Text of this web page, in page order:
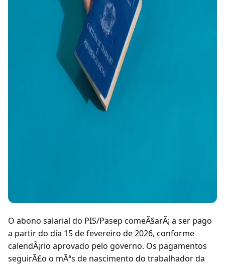
O abono salarial do PIS/Pasep comeÃ§arÃ¡ a ser pago
a partir do dia 15 de fevereiro de 2026, conforme
calendÃ¡rio aprovado pelo governo. Os pagamentos
seguirÃ£o o mÃªs de nascimento do trabalhador da